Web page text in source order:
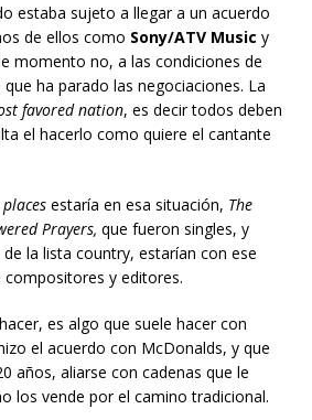
estaba sujeto a llegar a un acuerdo
de ellos como Sony/ATV Music y
momento no, a las condiciones de
ha parado las negociaciones. La
favored nation, es decir todos deben
el hacerlo como quiere el cantante
estaría en esa situación, The
Prayers, que fueron singles, y
la lista country, estarían con ese
y editores.
es algo que suele hacer con
el acuerdo con McDonalds, y que
años, aliarse con cadenas que le
los vende por el camino tradicional.